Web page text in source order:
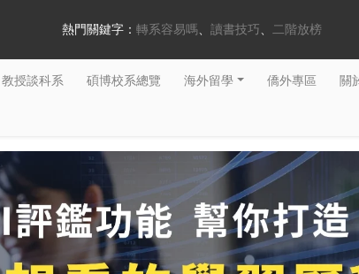
熱門關鍵字： 轉系容易嗎 讀書技巧 二階放榜
教授談科系 碩博校系總覽 海外留學 僑外專區 關